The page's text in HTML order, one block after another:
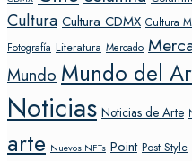
Cultura Cultura CDMX Cultura
Fotografía Literatura Mercado
Mundo Mundo del
Noticias Noticias de Arte
arte Nuevos NFTs Point Post Style